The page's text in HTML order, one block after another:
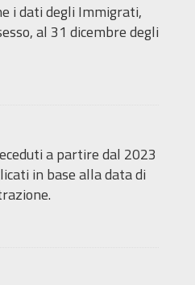
i dati degli Immigrati,
al 31 dicembre degli
a partire dal 2023
in base alla data di